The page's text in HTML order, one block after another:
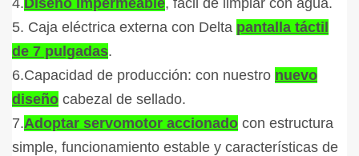
5. Caja eléctrica externa con Delta pantalla táctil
de 7 pulgadas.
6.Capacidad de producción: con nuestro nuevo
diseño cabezal de sellado.
7.Adoptar servomotor accionado con estructura
simple, funcionamiento estable y características de